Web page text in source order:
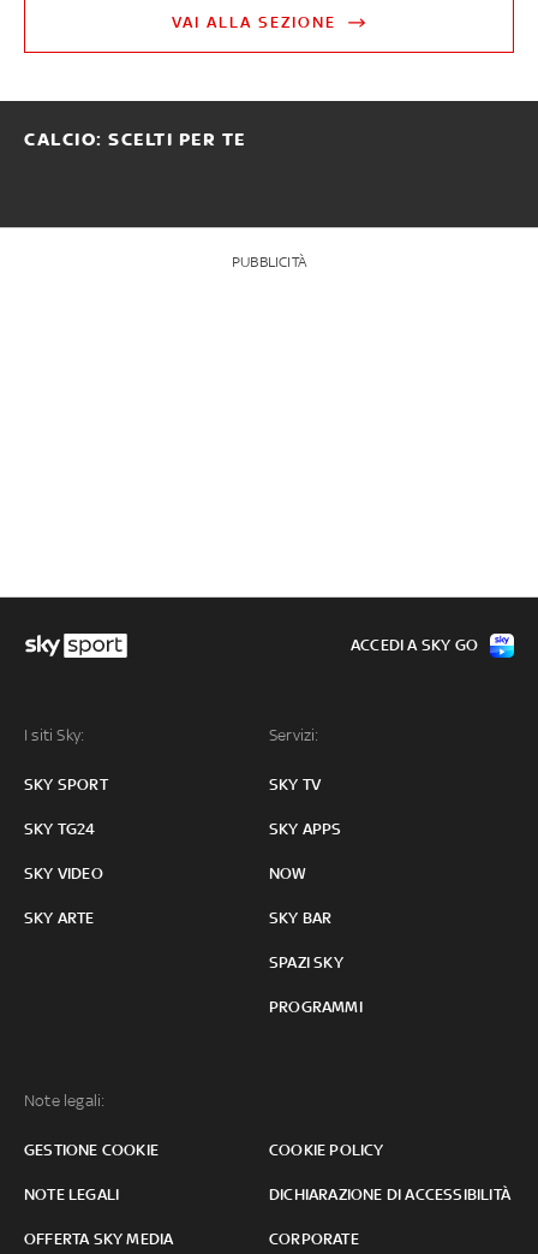
VAI ALLA SEZIONE
CALCIO: SCELTI PER TE
PUBBLICITÀ
I siti Sky:
SKY SPORT
SKY TG24
SKY VIDEO
SKY ARTE
Servizi:
SKY TV
SKY APPS
NOW
SKY BAR
SPAZI SKY
PROGRAMMI
Note legali:
GESTIONE COOKIE COOKIE POLICY
NOTE LEGALI DICHIARAZIONE DI ACCESSIBILITÀ
OFFERTA SKY MEDIA CORPORATE
ACCEDI A SKY GO